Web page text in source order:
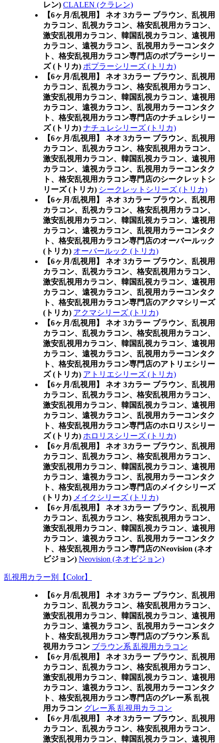
レン) CLALEN (クラレン)
【6ヶ月/乱視用】 ネオ 3カラー ブラウン、乱視用
カラコン、乱視カラコン、格安乱視用カラコン、
激安乱視用カラコン、韓国乱視カラコン、遠視用
カラコン、遠視カラコン、乱視用カラーコンタク
ト、格安乱視用カラコン専門店のポプラーシリー
ズ (トリカ) ポプラーシリーズ (トリカ)
【6ヶ月/乱視用】 ネオ 3カラー ブラウン、乱視用
カラコン、乱視カラコン、格安乱視用カラコン、
激安乱視用カラコン、韓国乱視カラコン、遠視用
カラコン、遠視カラコン、乱視用カラーコンタク
ト、格安乱視用カラコン専門店のナチュレシリー
ズ (トリカ) ナチュレシリーズ (トリカ)
【6ヶ月/乱視用】 ネオ 3カラー ブラウン、乱視用
カラコン、乱視カラコン、格安乱視用カラコン、
激安乱視用カラコン、韓国乱視カラコン、遠視用
カラコン、遠視カラコン、乱視用カラーコンタク
ト、格安乱視用カラコン専門店のシークレットシ
リーズ (トリカ) シークレットシリーズ (トリカ)
【6ヶ月/乱視用】 ネオ 3カラー ブラウン、乱視用
カラコン、乱視カラコン、格安乱視用カラコン、
激安乱視用カラコン、韓国乱視カラコン、遠視用
カラコン、遠視カラコン、乱視用カラーコンタク
ト、格安乱視用カラコン専門店のオーバールック
(トリカ) オーバールック (トリカ)
【6ヶ月/乱視用】 ネオ 3カラー ブラウン、乱視用
カラコン、乱視カラコン、格安乱視用カラコン、
激安乱視用カラコン、韓国乱視カラコン、遠視用
カラコン、遠視カラコン、乱視用カラーコンタク
ト、格安乱視用カラコン専門店のアクマシリーズ
(トリカ) アクマシリーズ (トリカ)
【6ヶ月/乱視用】 ネオ 3カラー ブラウン、乱視用
カラコン、乱視カラコン、格安乱視用カラコン、
激安乱視用カラコン、韓国乱視カラコン、遠視用
カラコン、遠視カラコン、乱視用カラーコンタク
ト、格安乱視用カラコン専門店のアトリエシリー
ズ (トリカ) アトリエシリーズ (トリカ)
【6ヶ月/乱視用】 ネオ 3カラー ブラウン、乱視用
カラコン、乱視カラコン、格安乱視用カラコン、
激安乱視用カラコン、韓国乱視カラコン、遠視用
カラコン、遠視カラコン、乱視用カラーコンタク
ト、格安乱視用カラコン専門店のホロリスシリー
ズ (トリカ) ホロリスシリーズ (トリカ)
【6ヶ月/乱視用】 ネオ 3カラー ブラウン、乱視用
カラコン、乱視カラコン、格安乱視用カラコン、
激安乱視用カラコン、韓国乱視カラコン、遠視用
カラコン、遠視カラコン、乱視用カラーコンタク
ト、格安乱視用カラコン専門店のメイクシリーズ
(トリカ) メイクシリーズ (トリカ)
【6ヶ月/乱視用】 ネオ 3カラー ブラウン、乱視用
カラコン、乱視カラコン、格安乱視用カラコン、
激安乱視用カラコン、韓国乱視カラコン、遠視用
カラコン、遠視カラコン、乱視用カラーコンタク
ト、格安乱視用カラコン専門店のNeovision (ネオ
ビジョン) Neovision (ネオビジョン)
乱視用カラー別【Color】
【6ヶ月/乱視用】 ネオ 3カラー ブラウン、乱視用
カラコン、乱視カラコン、格安乱視用カラコン、
激安乱視用カラコン、韓国乱視カラコン、遠視用
カラコン、遠視カラコン、乱視用カラーコンタク
ト、格安乱視用カラコン専門店のブラウン系 乱
視用カラコン ブラウン系 乱視用カラコン
【6ヶ月/乱視用】 ネオ 3カラー ブラウン、乱視用
カラコン、乱視カラコン、格安乱視用カラコン、
激安乱視用カラコン、韓国乱視カラコン、遠視用
カラコン、遠視カラコン、乱視用カラーコンタク
ト、格安乱視用カラコン専門店のグレー系 乱視
用カラコン グレー系 乱視用カラコン
【6ヶ月/乱視用】 ネオ 3カラー ブラウン、乱視用
カラコン、乱視カラコン、格安乱視用カラコン、
激安乱視用カラコン、韓国乱視カラコン、遠視用